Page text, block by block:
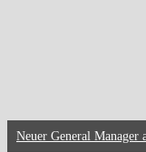
Neuer General Manager